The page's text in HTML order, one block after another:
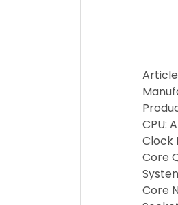
CPU:
Clock
Core
Core